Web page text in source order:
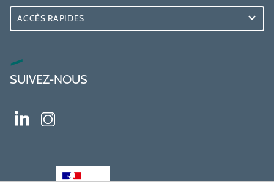
ACCÈS RAPIDES
SUIVEZ-NOUS